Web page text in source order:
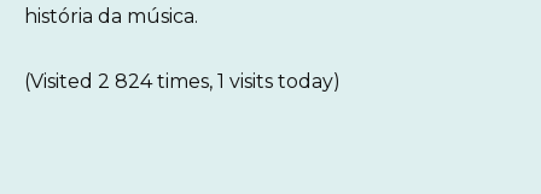
história da música.
(Visited 2 824 times, 1 visits today)